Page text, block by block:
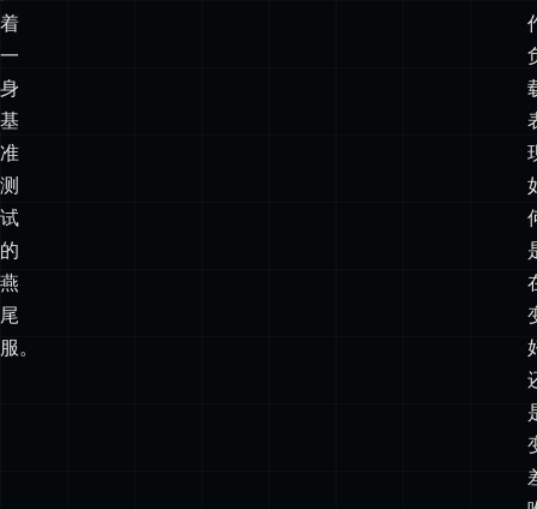
一
基
准
测
试
的
燕
尾
服。